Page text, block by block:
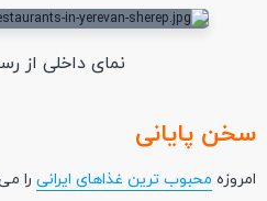
نمای داخلی از
سخن پایانی
امروزه محبوب ترین غذاهای ایرانی را